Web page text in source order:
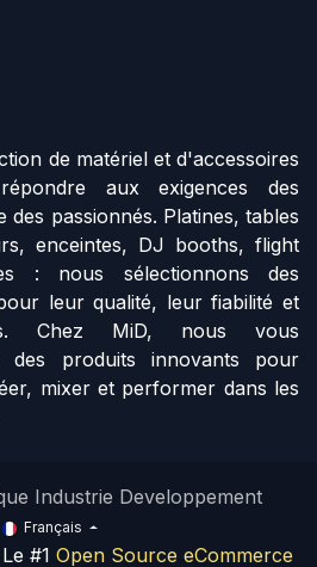
de matériel et d'accessoires
aux exigences des
des passionnés. Platines, tables
enceintes, DJ booths, flight
: nous sélectionnons des
leur qualité, leur fiabilité et
Chez MiD, nous vous
des produits innovants pour
mixer et performer dans les
Industrie Developpement
Français
#1 Open Source eCommerce